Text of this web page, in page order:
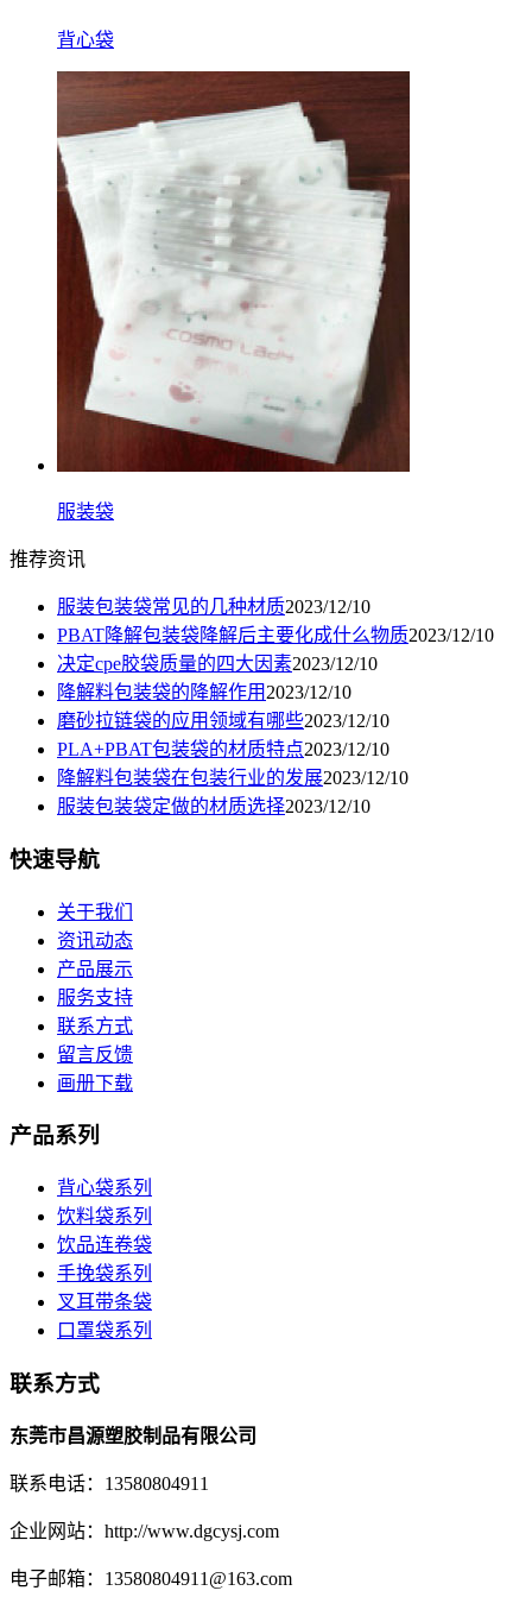
背心袋
服装袋
推荐资讯
服装包装袋常见的几种材质2023/12/10
PBAT降解包装袋降解后主要化成什么物质2023/12/10
决定cpe胶袋质量的四大因素2023/12/10
降解料包装袋的降解作用 2023/12/10
磨砂拉链袋的应用领域有哪些2023/12/10
PLA+PBAT包装袋的材质特点2023/12/10
降解料包装袋在包装行业的发展2023/12/10
服装包装袋定做的材质选择2023/12/10
快速导航
关于我们
资讯动态
产品展示
服务支持
联系方式
留言反馈
画册下载
产品系列
背心袋系列
饮料袋系列
饮品连卷袋
手挽袋系列
叉耳带条袋
口罩袋系列
联系方式
东莞市昌源塑胶制品有限公司
联系电话：13580804911
企业网站：http://www.dgcysj.com
电子邮箱：13580804911@163.com